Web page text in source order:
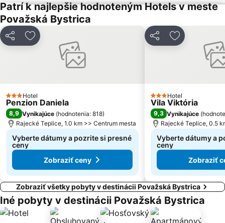
Brodno
Mojšová Lúčka
Přelač
Hájik
Zóna Snow Makov
Patrí k najlepšie hodnoteným Hotels v meste
Považská Bystrica
ZdieľaťPridať do obľúbených
3 Počet hviezdičiek
Hotel
Penzion Daniela
8,9 Vynikajúce (hodnotenia: 818)
Rajecké Teplice, 1.0 km >> Centrum mesta
Vyberte dátumy a pozrite si presné
ceny
Zobraziť ceny
ZdieľaťPridať do
3 Počet hviezdičiek
Hotel
Vila Viktória
9,3 Vynikajúce (
Rajecké Teplice, 0.5
Vyberte dátumy a
ceny
Zobraziť
Zobraziť všetky pobyty v destinácii Považská Bystrica
Iné pobyty v destinácii Považská Bystrica